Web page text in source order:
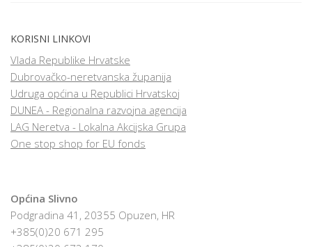
KORISNI LINKOVI
Vlada Republike Hrvatske
Dubrovačko-neretvanska županija
Udruga općina u Republici Hrvatskoj
DUNEA - Regionalna razvojna agencija
LAG Neretva - Lokalna Akcijska Grupa
One stop shop for EU fonds
Općina Slivno
Podgradina 41, 20355 Opuzen, HR
+385(0)20 671 295